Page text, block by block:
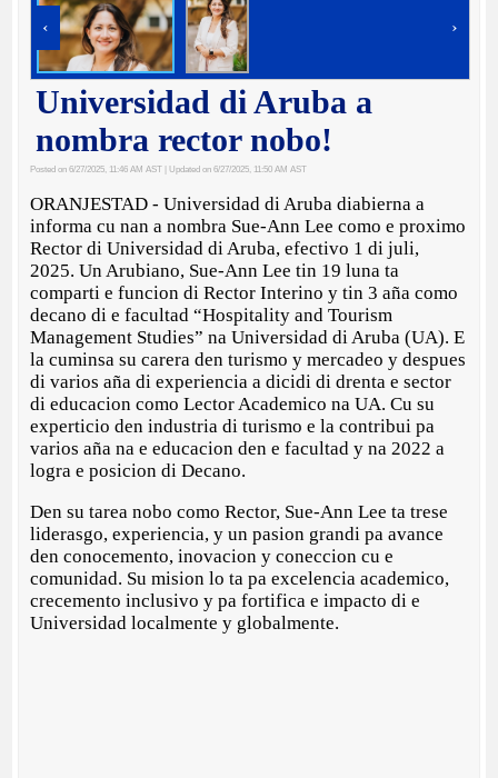
‹ ›
Universidad di Aruba a
nombra rector nobo!
Posted on 6/27/2025, 11:46 AM AST | Updated on 6/27/2025, 11:50 AM AST
ORANJESTAD - Universidad di Aruba diabierna a
informa cu nan a nombra Sue-Ann Lee como e proximo
Rector di Universidad di Aruba, efectivo 1 di juli,
2025. Un Arubiano, Sue-Ann Lee tin 19 luna ta
comparti e funcion di Rector Interino y tin 3 aña como
decano di e facultad “Hospitality and Tourism
Management Studies” na Universidad di Aruba (UA). E
la cuminsa su carera den turismo y mercadeo y despues
di varios aña di experiencia a dicidi di drenta e sector
di educacion como Lector Academico na UA. Cu su
experticio den industria di turismo e la contribui pa
varios aña na e educacion den e facultad y na 2022 a
logra e posicion di Decano.
Den su tarea nobo como Rector, Sue-Ann Lee ta trese
liderasgo, experiencia, y un pasion grandi pa avance
den conocemento, inovacion y coneccion cu e
comunidad. Su mision lo ta pa excelencia academico,
crecemento inclusivo y pa fortifica e impacto di e
Universidad localmente y globalmente.